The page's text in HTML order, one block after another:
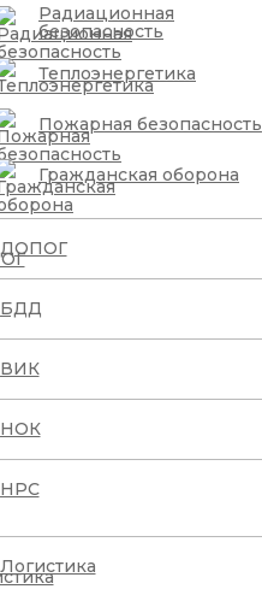
Радиационная
безопасность
Теплоэнергетика
Пожарная безопасность
Гражданская оборона
ДОПОГ
БДД
ВИК
НОК
НРС
Логистика